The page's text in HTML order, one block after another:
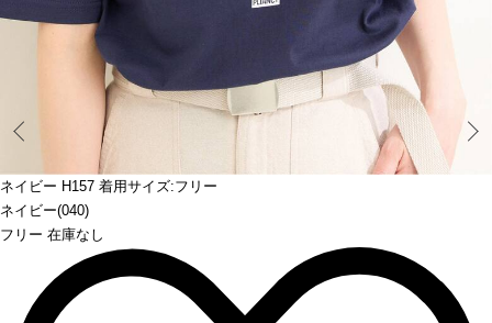
ネイビー H157 着用サイズ:フリー
ネイビー(040)
フリー 在庫なし